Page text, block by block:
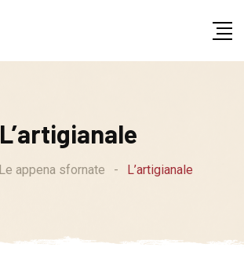
L’artigianale
Le appena sfornate - L’artigianale